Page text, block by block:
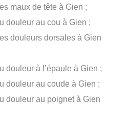
maux de tête à Gien ;
douleur au cou à Gien ;
douleurs dorsales à Gien
douleur à l’épaule à Gien ;
douleur au coude à Gien ;
douleur au poignet à Gien